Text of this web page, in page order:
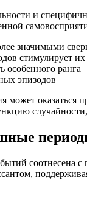
и
значимыми
стимулирует их
особенного ранга
эпизодов
может
соотнесена с